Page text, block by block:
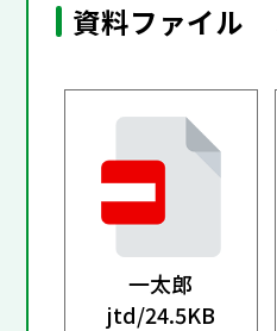
資料ファイル
一太郎
jtd/24.5KB